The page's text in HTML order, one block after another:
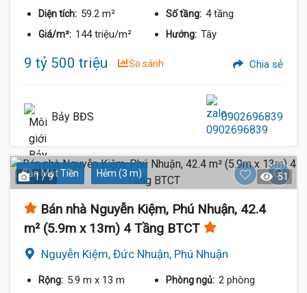
Diện tích: 59.2 m² Số tầng: 4 tầng
Giá/m²: 144 triệu/m² Hướng: Tây
9 tỷ 500 triệu So sánh Chia sẻ
Bảy BĐS 0902696839
Gần Mặt Tiền Hẻm (3 m)
1 / 9 51
Bán nhà Nguyễn Kiệm, Phú Nhuận, 42.4
m² (5.9m x 13m) 4 Tầng BTCT
Nguyễn Kiệm, Đức Nhuận, Phú Nhuận
Rộng: 5.9 m x 13 m Phòng ngủ: 2 phòng